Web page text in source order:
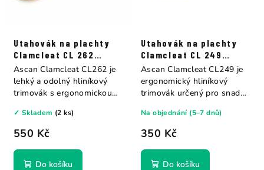
Utahovák na plachty
Clamcleat CL 262
Ascan
550 Kč
✓ Skladem (2 ks)
Do košíku
Ascan Clamcleat CL262 je
lehký a odolný hliníkový
trimovák s ergonomickou
Utahovák na plachty
Clamcleat CL 249
Ascan
350 Kč
Na objednání (5–7 dnů)
Do košíku
Ascan Clamcleat CL249 je
ergonomický hliníkový
trimovák určený pro snadné